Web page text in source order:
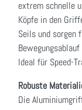
extrem schnelle
Köpfe in den
Seils und sorgen
Ideal für Speed-
Robuste
Die